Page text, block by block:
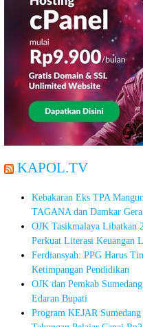
KAPOL.TV
Kebakaran Eks TPA
TAGANA dan Damkar
OJK Tasikmalaya Libatkan
Perkuat Literasi Keuangan
Ferdiansyah: PPG Harus
Ketimpangan Pendidikan
OJK dan Pemkab
Edaran Bupati
Program KEJAR